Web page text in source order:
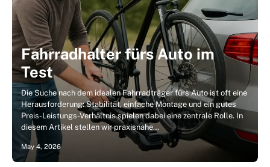
Fahrradhalter fürs Auto im
Test
Die Suche nach dem idealen Fahrradträger fürs Auto ist oft eine
Herausforderung: Stabilität, einfache Montage und ein gutes
Preis-Leistungs-Verhältnis spielen dabei eine zentrale Rolle. In
diesem Artikel stellen wir praxisnahe…
May 4, 2026